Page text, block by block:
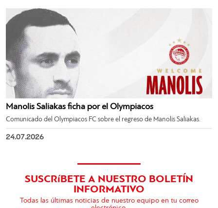
Manolis Saliakas ficha por el Olympiacos
Comunicado del Olympiacos FC sobre el regreso de Manolis Saliakas.
24.07.2026
SUSCRíBETE A NUESTRO BOLETÍN
INFORMATIVO
Todas las últimas noticias de nuestro equipo en tu correo